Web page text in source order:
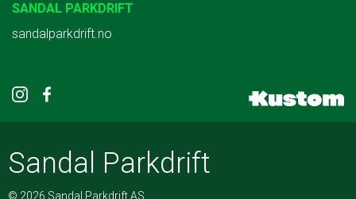
SANDAL PARKDRIFT
sandalparkdrift.no
Sandal Parkdrift
© 2026 Sandal Parkdrift AS